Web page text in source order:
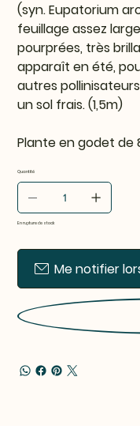
(syn. Eupatorium
feuillage assez
pourprées, très
apparaît en été,
autres
un sol frais. (1,5m)
Plante en godet de
Quantité
En rupture de stock
Me notifier